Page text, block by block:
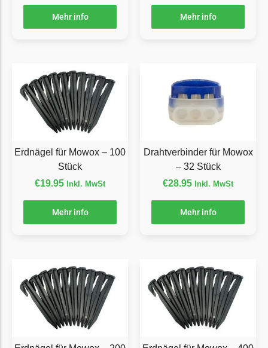
Florabest
Florabest Messer
Begrenzungsdraht
Flymo Messer
Begrenzungsdraht
Fuxtec
Fuxtec Messer
Begrenzungsdraht
Garden Feelings Messer
Begrenzungsdraht
Greenworks
Greenworks Messer
Begrenzungsdraht
Mehr info Mehr info
Erdnägel für Mowox – 100
Stück
€19.95 Inkl. MwSt
Mehr info
Drahtverbinder für Mowox
– 32 Stück
€28.95 Inkl. MwSt
Mehr info